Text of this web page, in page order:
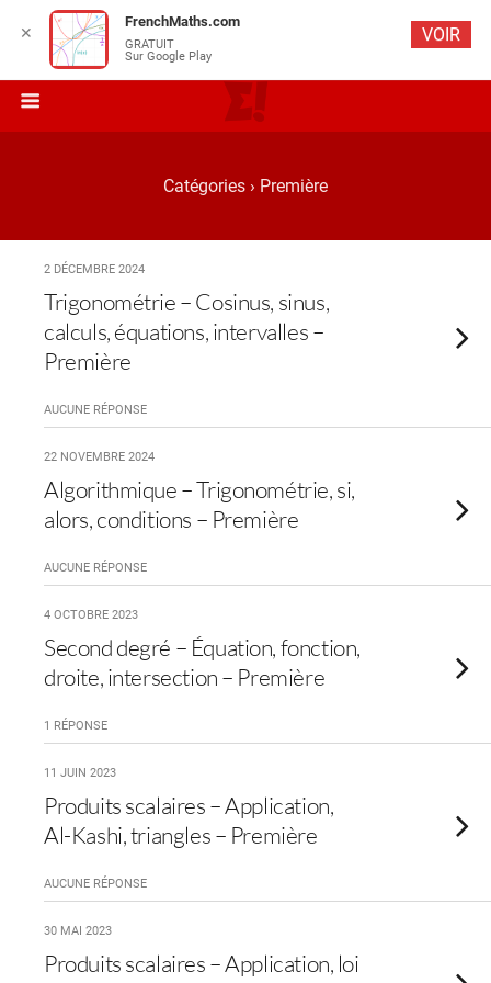
Catégories › Première
2 DÉCEMBRE 2024
Trigonométrie – Cosinus, sinus,
calculs, équations, intervalles –
Première
AUCUNE RÉPONSE
22 NOVEMBRE 2024
Algorithmique – Trigonométrie, si,
alors, conditions – Première
AUCUNE RÉPONSE
4 OCTOBRE 2023
Second degré – Équation, fonction,
droite, intersection – Première
1 RÉPONSE
11 JUIN 2023
Produits scalaires – Application,
Al-Kashi, triangles – Première
AUCUNE RÉPONSE
30 MAI 2023
Produits scalaires – Application, loi
✕
FrenchMaths.com
GRATUIT
Sur Google Play
VOIR